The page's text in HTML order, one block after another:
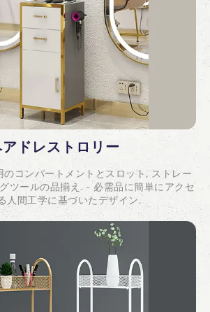
ドレストロリー
コンパートメントとスロット, ストレー
ツールの品揃え. - 必需品に簡単にアクセ
人間工学に基づいたデザイン.